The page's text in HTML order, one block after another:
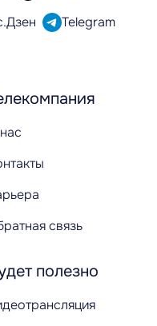
связь
полезно
Telegram